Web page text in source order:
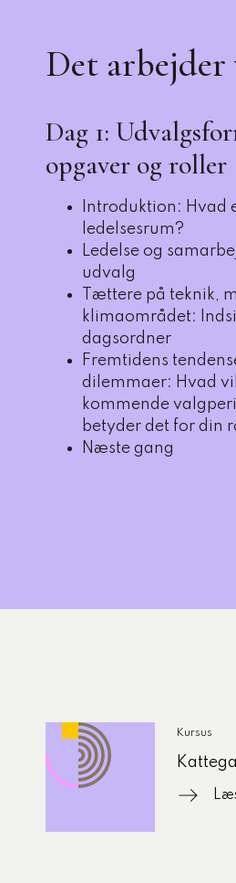
Det arbejder
Dag 1:
opgaver og roller
Introduktion: Hvad
ledelsesrum?
Ledelse og
udvalg
Tættere på teknik,
klimaområdet:
dagsordner
Fremtidens
dilemmaer: Hvad
kommende
betyder det for din
Næste gang
Kursus